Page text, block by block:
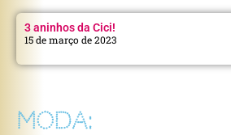
3 aninhos da Cici!
15 de março de 2023
MODA: